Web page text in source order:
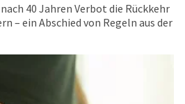
40 Jahren Verbot die Rückkehr
– ein Abschied von Regeln aus der